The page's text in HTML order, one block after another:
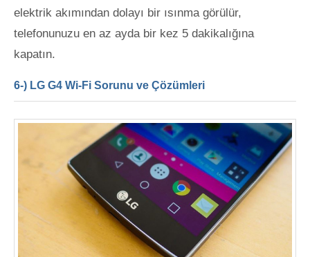
elektrik akımından dolayı bir ısınma görülür,
telefonunuzu en az ayda bir kez 5 dakikalığına
kapatın.
6-) LG G4 Wi-Fi Sorunu ve Çözümleri